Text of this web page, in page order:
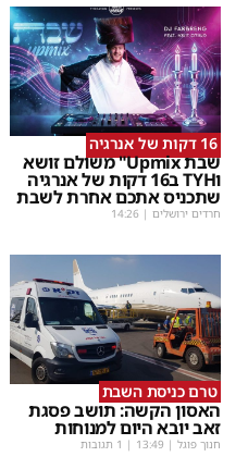
16 דקות של אנרגיה
שבת Upmix" משולם זושא
וTYH ב16 דקות של אנרגיה
שתכניס אתכם אחרת לשבת
חרדים ירושלים |
14:26
טרם כניסת השבת
האסון הקשה: תושב פסגת
זאב יובא היום למנוחות
חנוך פוגל |
13:49 | 1 תגובות